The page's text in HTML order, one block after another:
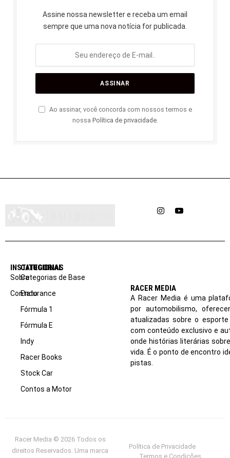
Assine nossa newsletter e receba um email
sempre que uma nova notícia for publicada.
Ao assinar, você concorda com nossos termos e
nossa Política de privacidade.
InstagramYouTube
INSTITUCIONAL
Sobre
Contato
CATEGORIAS
Categorias de Base
Endurance
Fórmula 1
Fórmula E
Indy
Racer Books
Stock Car
Contos a Motor
RACER MEDIA
A Racer Media é uma
por automobilismo,
atualizadas sobre o
com conteúdo exclusivo e
onde histórias literárias
vida. É o ponto de encontro
pistas.
Racer Media © 2026 Todos os
direitos Reservados. Uma marca
Política de Privacidade
Termos e Condições